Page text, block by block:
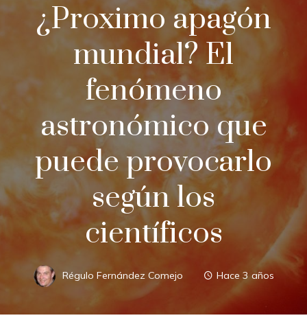
¿Proximo apagón
mundial? El
fenómeno
astronómico que
puede provocarlo
según los
científicos
Régulo Fernández Comejo Hace 3 años